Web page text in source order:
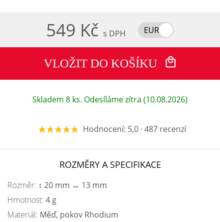
549 Kč s DPH EUR
VLOŽIT DO KOŠÍKU
Skladem 8 ks. Odesíláme zítra (10.08.2026)
Hodnocení: 5,0 · 487 recenzí
ROZMĚRY A SPECIFIKACE
Rozměr: ↕ 20 mm ↔ 13 mm
Hmotnost: 4 g
Materiál: Měď, pokov Rhodium